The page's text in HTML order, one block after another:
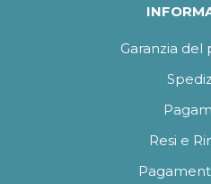
Garanzia
Resi e